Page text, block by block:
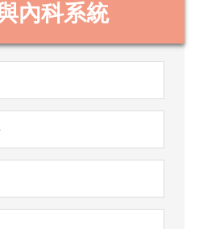
內科系統